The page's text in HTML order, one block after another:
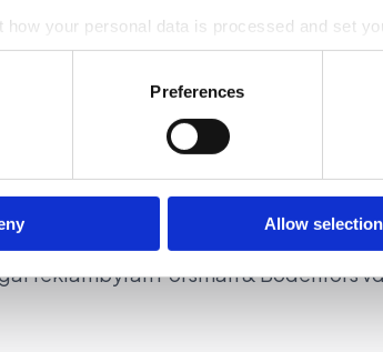
how your personal data is processed and set
use of our site with our social media,
you’ve provided to them or that they’ve
Preferences
Allow selection
2025 både intäkten och
har lämnat
reklambyrån Forsman & Bodenfors